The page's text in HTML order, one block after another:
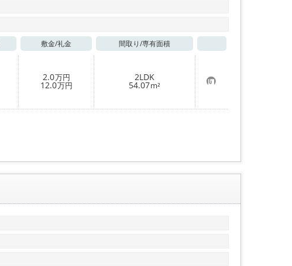
敷金/礼金 間取り/専有面積
2.0万円
12.0万円
2LDK
54.07m² お
気
に
入